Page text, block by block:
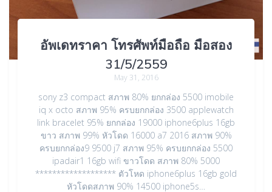
อัพเดทราคา โทรศัพท์มือถือ มือสอง
31/5/2559
May 31, 2016
sony z3 compact สภาพ 80% ยกกล่อง 5500 imobile
iq x octo สภาพ 95% ครบยกกล่อง 3500 applewatch
link bracelet 95% ยกกล่อง 19000 iphone6plus 16gb
ขาว สภาพ 99% หัวโดด 16000 a7 2016 สภาพ 90%
ครบยกกล่อง9 9500 j7 สภาพ 95% ครบยกกล่อง 5500
ipadair1 16gb wifi ขาวโดด สภาพ 80% 5000
******************* ตัวโหด iphone6plus 16gb gold
หัวโดดสภาพ 90% 14500 iphone5s…